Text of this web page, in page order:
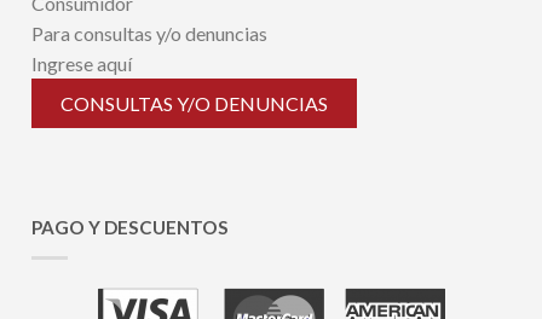
Para consultas y/o denuncias
Ingrese aquí
CONSULTAS Y/O DENUNCIAS
PAGO Y DESCUENTOS